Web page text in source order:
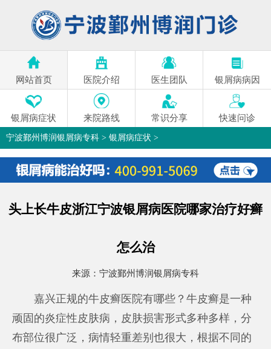
网站首页 医院介绍 医生团队 银屑病病因
银屑病症状 来院路线 常识分享 快速问诊
宁波鄞州博润银屑病专科 > 银屑病症状 >
头上长牛皮浙江宁波银屑病医院哪家治疗好癣
怎么治
来源： 宁波鄞州博润银屑病专科
嘉兴正规的牛皮癣医院有哪些？牛皮癣是一种
顽固的炎症性皮肤病，皮肤损害形式多种多样，分
布部位很广泛，病情轻重差别也很大，根据不同的